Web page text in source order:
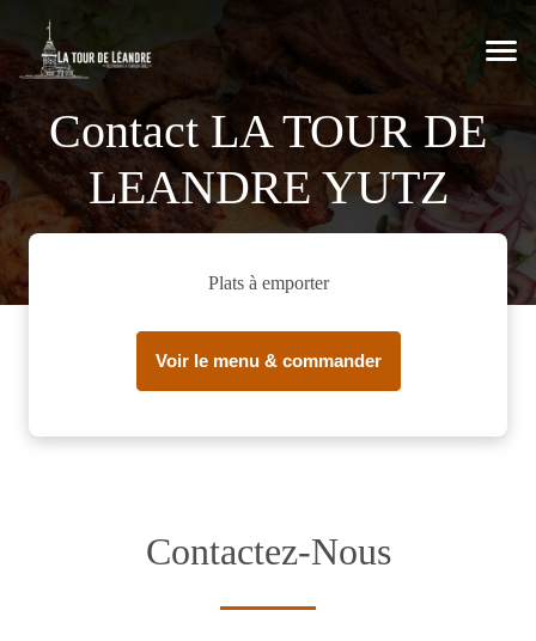
Contact LA TOUR DE
LEANDRE YUTZ
Plats à emporter
Voir le menu & commander
Contactez-Nous